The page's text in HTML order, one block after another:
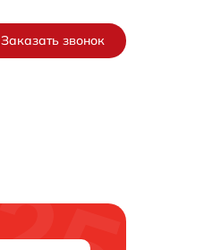
Заказать звонок